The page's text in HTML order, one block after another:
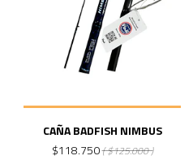
CAÑA BADFISH NIMBUS
$118.750( $125.000 )